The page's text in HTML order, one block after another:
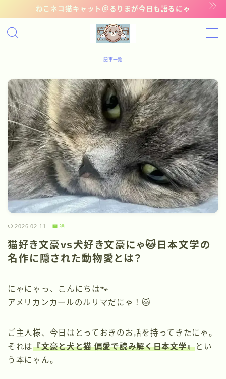
ねこネコ猫キャット＠るりまが今日も語るにゃ
MENU
管理猫ギャラリー
お問い合わせ
記事一覧
2026.02.11 猫
猫好き文豪vs犬好き文豪にゃ🐱日本文学の
名作に隠された動物愛とは？
にゃにゃっ、こんにちは🐾
アメリカンカールのルリマだにゃ！🐱
ご主人様、今日はとっておきのお話を持ってきたにゃ。
それは『文豪と犬と猫 偏愛で読み解く日本文学』とい
う本にゃん。